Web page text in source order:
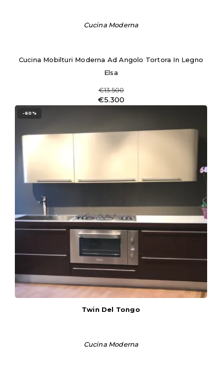
Cucina Moderna
Cucina Mobilturi Moderna Ad Angolo Tortora In Legno
Elsa
€13.500
€5.300
-60%
Twin Del Tongo
Cucina Moderna